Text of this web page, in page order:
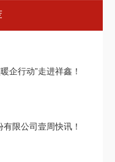
企行动”走进祥鑫！
限公司壹周快讯！